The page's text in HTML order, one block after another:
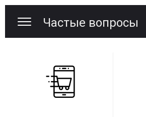
Частые вопросы